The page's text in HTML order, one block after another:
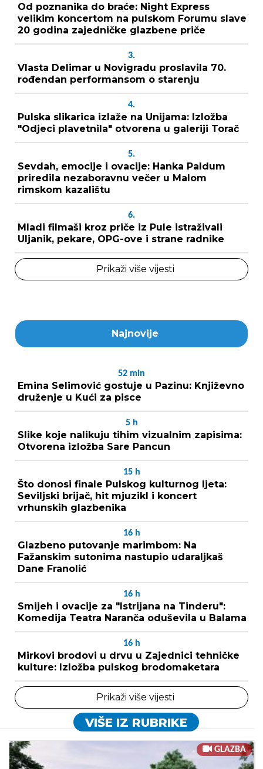
Od poznanika do braće: Night Express
velikim koncertom na pulskom Forumu slave
20 godina zajedničke glazbene priče
3.
Vlasta Delimar u Novigradu proslavila 70.
rođendan performansom o starenju
4.
Pulska slikarica izlaže na Unijama: Izložba
"Odjeci plavetnila" otvorena u galeriji Torač
5.
Sevdah, emocije i ovacije: Hanka Paldum
priredila nezaboravnu večer u Malom
rimskom kazalištu
6.
Mladi filmaši kroz priče iz Pule istraživali
Uljanik, pekare, OPG-ove i strane radnike
Prikaži više vijesti
Najnovije
52 min
Emina Selimović gostuje u Pazinu: Književno
druženje u Kući za pisce
5 h
Slike koje nalikuju tihim vizualnim zapisima:
Otvorena izložba Sare Pancun
15 h
Što donosi finale Pulskog kulturnog ljeta:
Seviljski brijač, hit mjuzikl i koncert
vrhunskih glazbenika
16 h
Glazbeno putovanje marimbom: Na
Fažanskim sutonima nastupio udaraljkaš
Dane Franolić
16 h
Smijeh i ovacije za "Istrijana na Tinderu":
Komedija Teatra Naranča oduševila u Balama
16 h
Mirkovi brodovi u drvu u Zajednici tehničke
kulture: Izložba pulskog brodomaketara
Prikaži više vijesti
VIŠE IZ RUBRIKE
GLAZBA